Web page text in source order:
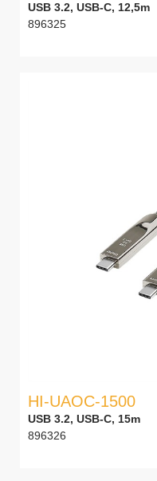
USB 3.2, USB-C, 12,5m
896325
HI-UAOC-1500
USB 3.2, USB-C, 15m
896326